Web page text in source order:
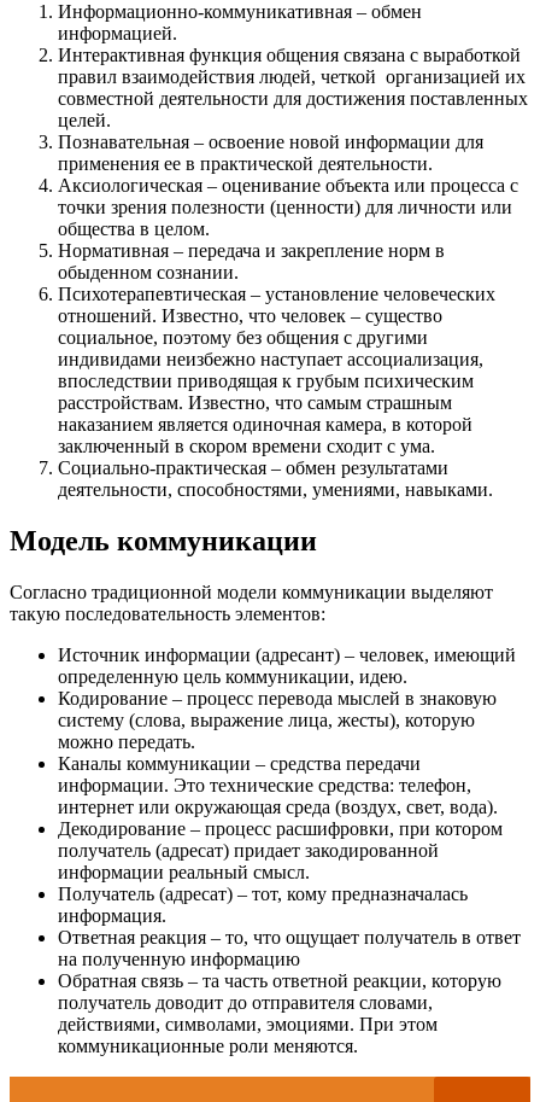
Информационно-коммуникативная – обмен
информацией.
Интерактивная функция общения связана с выработкой
правил взаимодействия людей, четкой организацией их
совместной деятельности для достижения поставленных
целей.
Познавательная – освоение новой информации для
применения ее в практической деятельности.
Аксиологическая – оценивание объекта или процесса с
точки зрения полезности (ценности) для личности или
общества в целом.
Нормативная – передача и закрепление норм в
обыденном сознании.
Психотерапевтическая – установление человеческих
отношений. Известно, что человек – существо
социальное, поэтому без общения с другими
индивидами неизбежно наступает ассоциализация,
впоследствии приводящая к грубым психическим
расстройствам. Известно, что самым страшным
наказанием является одиночная камера, в которой
заключенный в скором времени сходит с ума.
Социально-практическая – обмен результатами
деятельности, способностями, умениями, навыками.
Модель коммуникации
Согласно традиционной модели коммуникации выделяют
такую последовательность элементов:
Источник информации (адресант) – человек, имеющий
определенную цель коммуникации, идею.
Кодирование – процесс перевода мыслей в знаковую
систему (слова, выражение лица, жесты), которую
можно передать.
Каналы коммуникации – средства передачи
информации. Это технические средства: телефон,
интернет или окружающая среда (воздух, свет, вода).
Декодирование – процесс расшифровки, при котором
получатель (адресат) придает закодированной
информации реальный смысл.
Получатель (адресат) – тот, кому предназначалась
информация.
Ответная реакция – то, что ощущает получатель в ответ
на полученную информацию
Обратная связь – та часть ответной реакции, которую
получатель доводит до отправителя словами,
действиями, символами, эмоциями. При этом
коммуникационные роли меняются.